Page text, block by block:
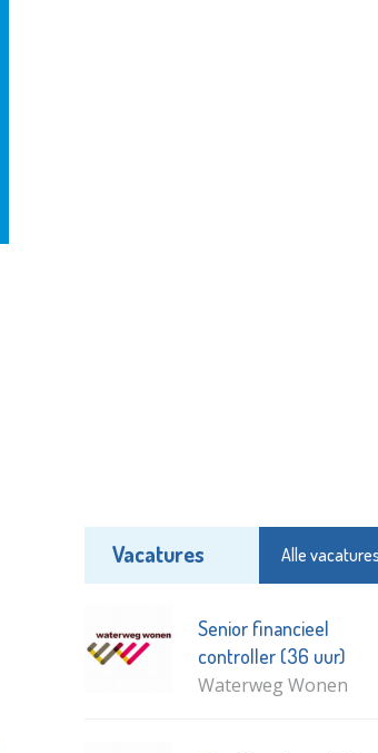
Vacatures Alle vacatures
Senior financieel
controller (36 uur)
Waterweg Wonen